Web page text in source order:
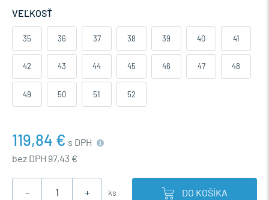
VEĽKOSŤ
35 36 37 38 39 40 41
42 43 44 45 46 47 48
49 50 51 52
119,84 € s DPH
bez DPH 97,43 €
- + ks DO KOŠÍKA